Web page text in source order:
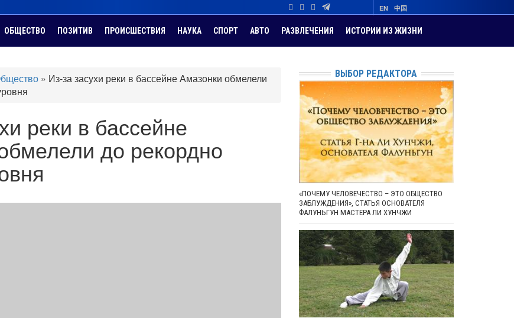
EN 中国
ОБЩЕСТВО ПОЗИТИВ ПРОИСШЕСТВИЯ НАУКА СПОРТ АВТО РАЗВЛЕЧЕНИЯ ИСТОРИИ ИЗ ЖИЗНИ
» Из-за засухи реки в бассейне Амазонки обмелели
реки в бассейне
до рекордно
ВЫБОР РЕДАКТОРА
«ПОЧЕМУ ЧЕЛОВЕЧЕСТВО – ЭТО ОБЩЕСТВО
ЗАБЛУЖДЕНИЯ», СТАТЬЯ ОСНОВАТЕЛЯ
ФАЛУНЬГУН МАСТЕРА ЛИ ХУНЧЖИ